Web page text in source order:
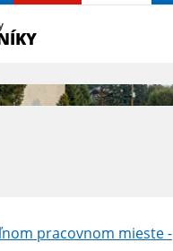
pracovnom mieste -